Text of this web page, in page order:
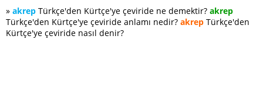
» akrep Türkçe'den Kürtçe'ye çeviride ne demektir? akrep
Türkçe'den Kürtçe'ye çeviride anlamı nedir? akrep Türkçe'den
Kürtçe'ye çeviride nasıl denir?